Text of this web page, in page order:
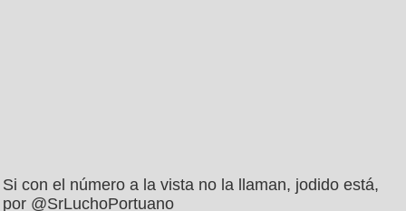
Si con el número a la vista no la llaman, jodido está,
por @SrLuchoPortuano